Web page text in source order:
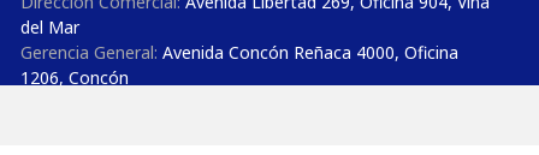
del Mar
Gerencia General: Avenida Concón Reñaca 4000, Oficina
1206, Concón